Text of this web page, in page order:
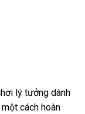
lý tưởng dành
cách hoàn